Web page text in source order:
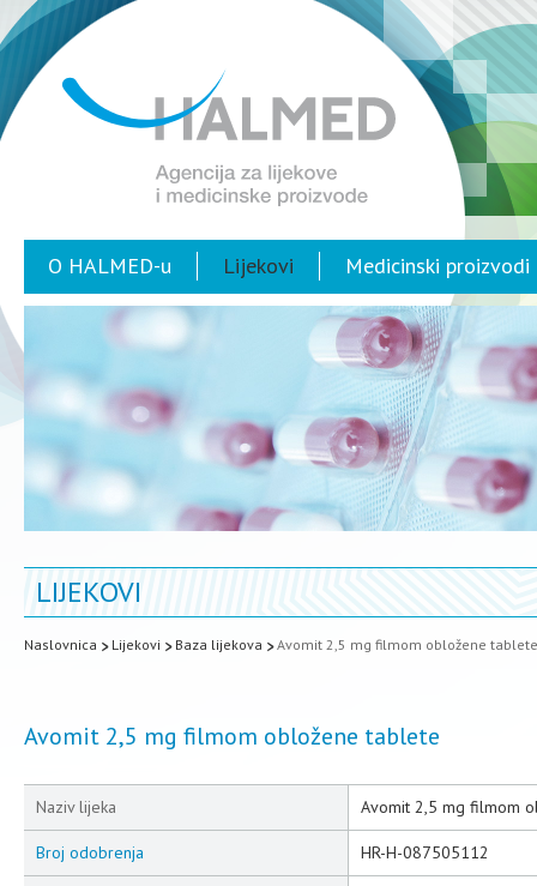
O HALMED-u Lijekovi Medicinski proizvodi
LIJEKOVI
Naslovnica Lijekovi Baza lijekova Avomit 2,5 mg filmom obložene tablete
Avomit 2,5 mg filmom obložene tablete
Naziv lijeka Avomit 2,5 mg filmom
Broj odobrenja HR-H-087505112